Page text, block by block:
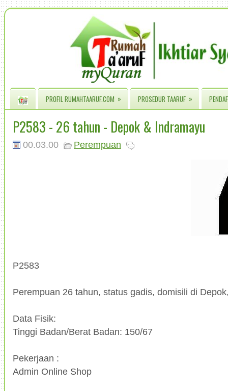
PROFIL RUMAHTAARUF.COM » PROSEDUR TAARUF »
P2583 - 26 tahun - Depok & Indramayu
00.03.00 Perempuan
P2583
Perempuan 26 tahun, status gadis, domisili di
Data Fisik:
Tinggi Badan/Berat Badan: 150/67
Pekerjaan :
Admin Online Shop